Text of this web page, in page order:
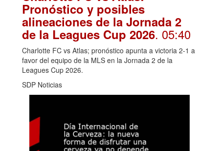
Pronóstico y posibles
alineaciones de la Jornada 2
de la Leagues Cup 2026. 05:40
Charlotte FC vs Atlas; pronóstico apunta a victoria 2-1 a
favor del equipo de la MLS en la Jornada 2 de la
Leagues Cup 2026.
SDP Noticias